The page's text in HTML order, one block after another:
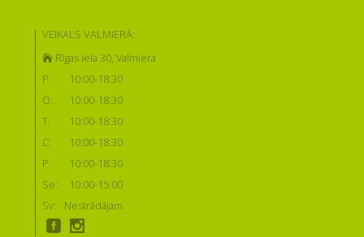
VEIKALS VALMIERĀ:
Rīgas iela 30, Valmiera
P:
10:00-18:30
O:
10:00-18:30
T:
10:00-18:30
C:
10:00-18:30
P:
10:00-18:30
Se:
10:00-15:00
Sv:
Nestrādājam